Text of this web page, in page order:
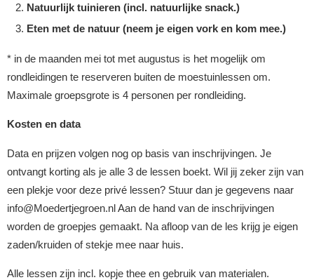
Natuurlijk tuinieren (incl. natuurlijke snack.)
Eten met de natuur (neem je eigen vork en kom mee.)
* in de maanden mei tot met augustus is het mogelijk om
rondleidingen te reserveren buiten de moestuinlessen om.
Maximale groepsgrote is 4 personen per rondleiding.
Kosten en data
Data en prijzen volgen nog op basis van inschrijvingen. Je
ontvangt korting als je alle 3 de lessen boekt. Wil jij zeker zijn van
een plekje voor deze privé lessen? Stuur dan je gegevens naar
info@Moedertjegroen.nl Aan de hand van de inschrijvingen
worden de groepjes gemaakt. Na afloop van de les krijg je eigen
zaden/kruiden of stekje mee naar huis.
Alle lessen zijn incl. kopje thee en gebruik van materialen.